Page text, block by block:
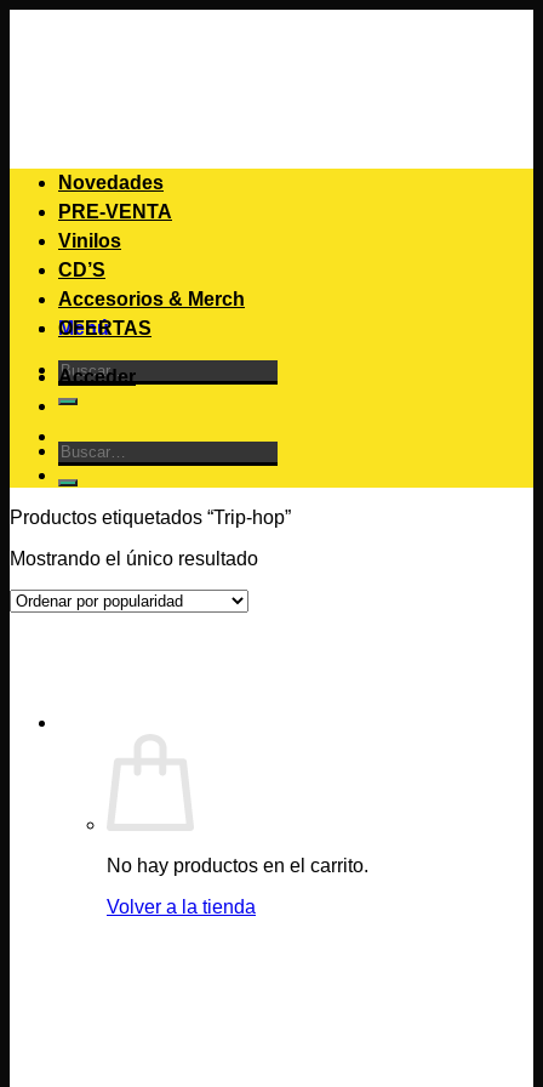
Menú
Buscar
por:
No hay productos en el carrito.
Volver a la tienda
Novedades
PRE-VENTA
Vinilos
CD’S
Accesorios & Merch
OFERTAS
Acceder
Buscar
por:
Productos etiquetados “Trip-hop”
Mostrando el único resultado